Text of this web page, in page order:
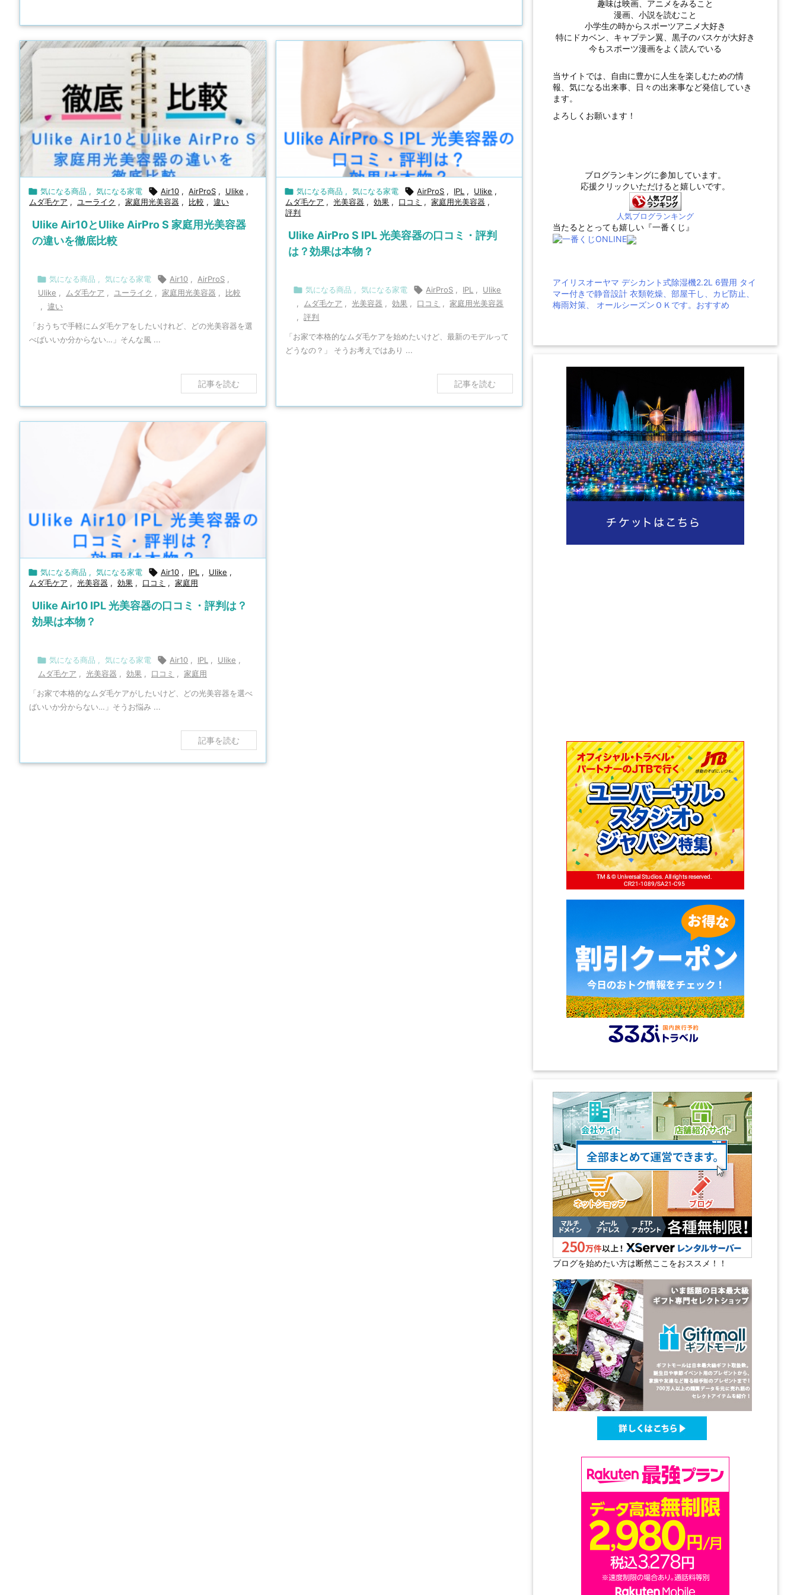
 気になる商品 , 気になる家電  Air10 , AirProS , Ulike ,
ムダ毛ケア , ユーライク , 家庭用光美容器 , 比較 , 違い
Ulike Air10とUlike AirPro S 家庭用光美容器
の違いを徹底比較
 気になる商品 , 気になる家電  Air10 , AirProS ,
Ulike , ムダ毛ケア , ユーライク , 家庭用光美容器 ,
比較
, 違い
「おうちで手軽にムダ毛ケアをしたいけれど、どの光美容器を選
べばいいか分からない…」そんな風 ...
記事を読む
 気になる商品 , 気になる家電  AirProS , IPL , Ulike ,
ムダ毛ケア , 光美容器 , 効果 , 口コミ , 家庭用光美容器 ,
評判
Ulike AirPro S IPL 光美容器の口コミ・評判
は？効果は本物？
 気になる商品 , 気になる家電  AirProS , IPL ,
Ulike
,
ムダ毛ケア , 光美容器 , 効果 , 口コミ , 家庭用光美容器
, 評判
「お家で本格的なムダ毛ケアを始めたいけど、最新のモデルって
どうなの？」 そうお考えではあり ...
記事を読む
 気になる商品 , 気になる家電  Air10 , IPL , Ulike ,
ムダ毛ケア , 光美容器 , 効果 , 口コミ , 家庭用
Ulike Air10 IPL 光美容器の口コミ・評判は？
効果は本物？
 気になる商品 , 気になる家電  Air10 , IPL , Ulike ,
ムダ毛ケア , 光美容器 , 効果 , 口コミ , 家庭用
「お家で本格的なムダ毛ケアがしたいけど、どの光美容器を選べ
ばいいか分からない…」そうお悩み ...
記事を読む
趣味は映画、アニメをみること
漫画、小説を読むこと
小学生の時からスポーツアニメ大好き
特にドカベン、キャプテン翼、黒子のバスケが大好き
今もスポーツ漫画をよく読んでいる
当サイトでは、自由に豊かに人生を楽しむための情
報、気になる出来事、日々の出来事など発信していき
ます。
よろしくお願います！
ブログランキングに参加しています。
応援クリックいただけると嬉しいです。
人気ブログランキング
当たるととっても嬉しい『一番くじ』
アイリスオーヤマ デシカント式除湿機2.2L 6畳用 タイ
マー付きで静音設計 衣類乾燥、部屋干し、カビ防止、
梅雨対策、 オールシーズンＯＫです。おすすめ
ブログを始めたい方は断然ここをおススメ！！